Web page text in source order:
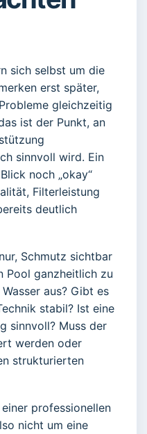
sich selbst um die
erst später,
gleichzeitig
ist der Punkt, an
sinnvoll wird. Ein
noch „okay“
Filterleistung
deutlich
Schmutz sichtbar
Pool ganzheitlich zu
aus? Gibt es
stabil? Ist eine
sinnvoll? Muss der
werden oder
strukturierten
professionellen
nicht um eine